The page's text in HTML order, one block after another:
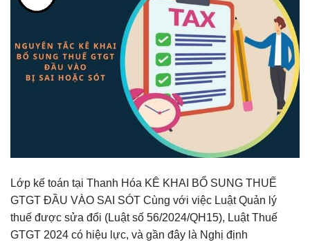
Lớp kế toán tại Thanh Hóa KÊ KHAI BỔ SUNG THUẾ
GTGT ĐẦU VÀO SAI SÓT Cùng với việc Luật Quản lý
thuế được sửa đổi (Luật số 56/2024/QH15), Luật Thuế
GTGT 2024 có hiệu lực, và gần đây là Nghị định